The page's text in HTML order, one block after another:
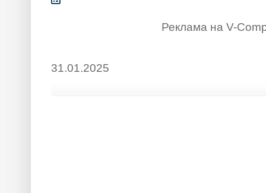
Реклама на V-
31.01.2025